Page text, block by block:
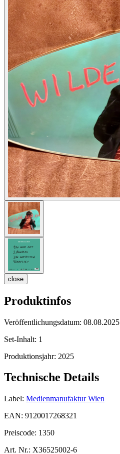
close
Produktinfos
Veröffentlichungsdatum: 08.08.2025
Set-Inhalt: 1
Produktionsjahr: 2025
Technische Details
Label: Medienmanufaktur Wien
EAN: 9120017268321
Preiscode: 1350
Art. Nr.: X36525002-6